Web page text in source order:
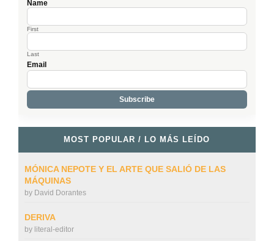
Name
First
Last
Email
MOST POPULAR / LO MÁS LEÍDO
MÓNICA NEPOTE Y EL ARTE QUE SALIÓ DE LAS
MÁQUINAS
by David Dorantes
DERIVA
by literal-editor